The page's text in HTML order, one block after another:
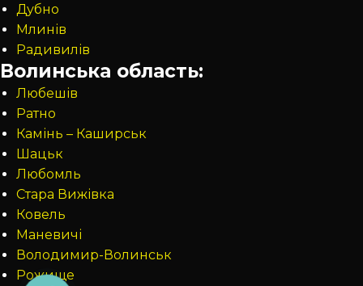
Дубно
Млинів
Радивилів
Волинська область:
Любешів
Ратно
Камінь – Каширськ
Шацьк
Любомль
Стара Вижівка
Ковель
Маневичі
Володимир-Волинськ
Рожище